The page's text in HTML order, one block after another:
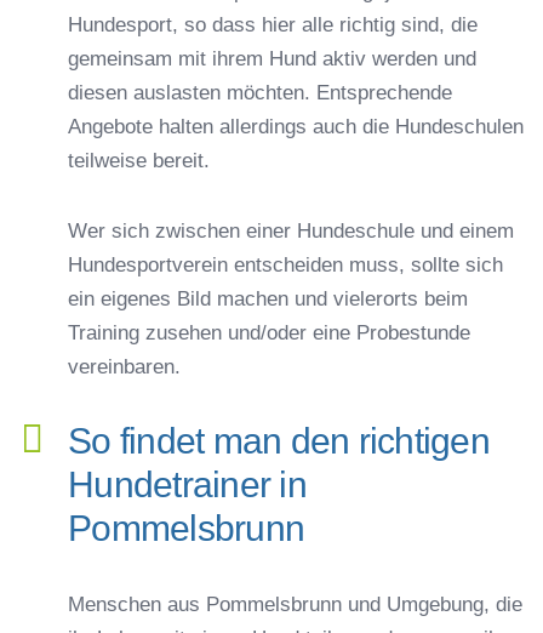
Hundesport, so dass hier alle richtig sind, die
gemeinsam mit ihrem Hund aktiv werden und
diesen auslasten möchten. Entsprechende
Angebote halten allerdings auch die Hundeschulen
teilweise bereit.
Wer sich zwischen einer Hundeschule und einem
Hundesportverein entscheiden muss, sollte sich
ein eigenes Bild machen und vielerorts beim
Training zusehen und/oder eine Probestunde
vereinbaren.
So findet man den richtigen
Hundetrainer in
Pommelsbrunn
Menschen aus Pommelsbrunn und Umgebung, die